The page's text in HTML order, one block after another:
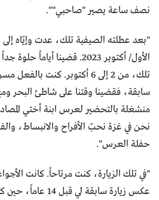
نصف ساعة يصير "صاحبي"".
"بعد عطلته الصيفية تلك، عدت وإيّاه إلى
الأول/ أكتوبر 2023. قضينا
تلك، من 2 إلى 6 أكتوبر. كنت
سابقة، فقضينا وقتنا على شاطئ البحر
منشغلة بالتحضير لعرس ابنة أختي
نحن في غزة نحبّ الأفراح والانبساط،
حفلة العرس".
"في تلك الزيارة، كنت مرتاحاً. كانت
عكس زيارة سابقة